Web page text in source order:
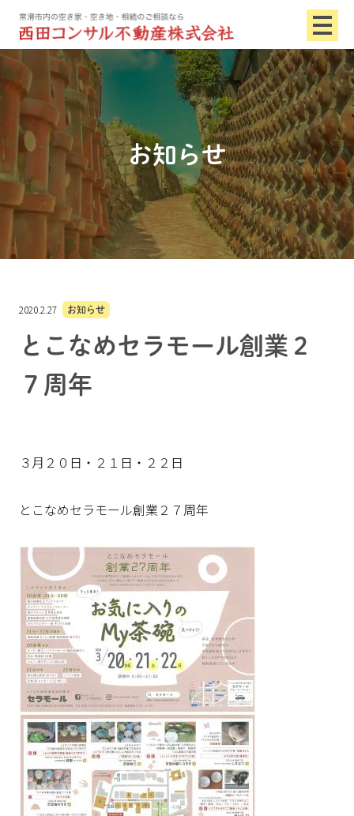
お知らせ
2020.2.27 お知らせ
とこなめセラモール創業２
７周年
３月２０日・２１日・２２日
とこなめセラモール創業２７周年